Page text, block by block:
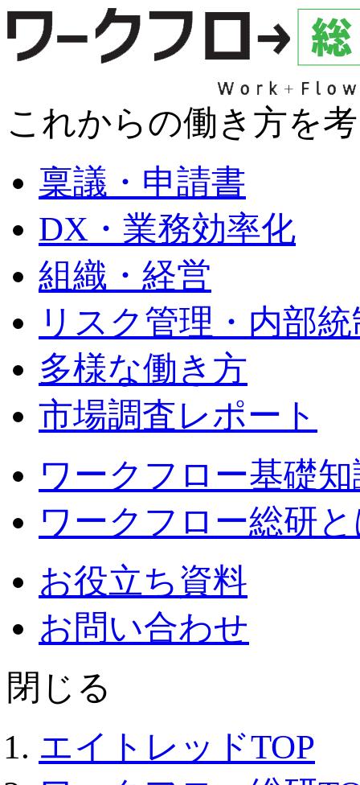
これからの働き方を
稟議・申請書
DX・業務効率化
組織・経営
リスク管理・内部
多様な働き方
市場調査レポート
ワークフロー基礎
ワークフロー総研
お役立ち資料
お問い合わせ
閉じる
エイトレッドTOP